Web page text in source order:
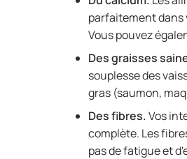
parfaitement dans
Vous pouvez
Des graisses
souplesse des
gras (saumon,
Des fibres.Vos
complète. Les
pas de fatigue et